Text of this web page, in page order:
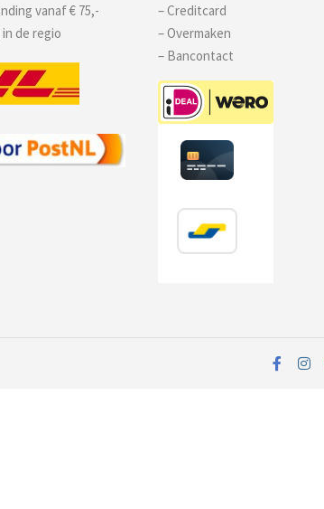
vanaf € 75,-
de regio
– Creditcard
– Overmaken
– Bancontact